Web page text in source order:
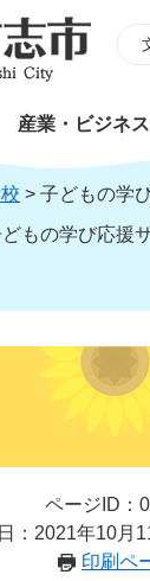
産業・ビジネス
> 子どもの学
もの学び応援
ページID：
：2021年10月
印刷ペ